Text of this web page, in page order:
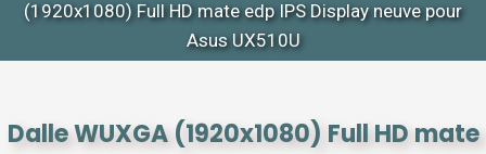
(1920x1080) Full HD mate edp IPS Display neuve pour
Asus UX510U
Dalle WUXGA (1920x1080) Full HD mate